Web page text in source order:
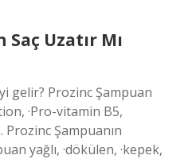
Uzatır Mı
gelir? Prozinc Şampuan
·Pro-vitamin B5,
Prozinc Şampuanın
yağlı, ·dökülen, ·kepek,